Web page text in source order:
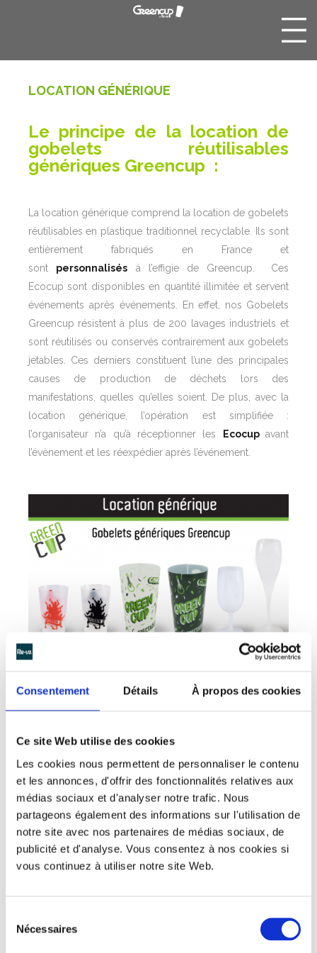
Consentement Détails À propos des cookies
Ce site Web utilise des cookies
Les cookies nous permettent de personnaliser le contenu
et les annonces, d'offrir des fonctionnalités relatives aux
médias sociaux et d'analyser notre trafic. Nous
partageons également des informations sur l'utilisation de
notre site avec nos partenaires de médias sociaux, de
publicité et d'analyse. Vous consentez à nos cookies si
vous continuez à utiliser notre site Web.
Nécessaires
LOCATION GÉNÉRIQUE
Le principe de la location de
gobelets réutilisables
génériques Greencup :
La location générique comprend la location de gobelets
réutilisables en plastique traditionnel recyclable. Ils sont
entièrement fabriqués en France et
sont personnalisés à l’effigie de Greencup. Ces
Ecocup sont disponibles en quantité illimitée et servent
événements après événements. En effet, nos Gobelets
Greencup résistent à plus de 200 lavages industriels et
sont réutilisés ou conservés contrairement aux gobelets
jetables. Ces derniers constituent l’une des principales
causes de production de déchets lors des
manifestations, quelles qu’elles soient. De plus, avec la
location générique, l’opération est simplifiée :
l’organisateur n’a qu’à réceptionner les
Ecocupavant
l’évènement et les réexpédier après l’événement.
Location des gobelets
génériques Greencup :
Location des
Gobelets réutilisables
génériques Greencup
Transport Aller/Retour
Lavage des Gobelets réutilisables utilisés (tout
carton ou caisse ouverts seront considérés